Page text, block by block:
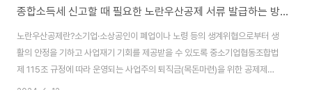
종합소득세 신고할 때 필요한 노란우산공제 서류 발급하는 방법 ㅣ 부금납입증명서
노란우산공제란?소기업·소상공인이 폐업이나 노령 등의 생계위협으로부터 생
활의 안정을 기하고 사업재기 기회를 제공받을 수 있도록 중소기업협동조합법
제 115조 규정에 따라 운영되는 사업주의 퇴직금(목돈마련)을 위한 공제제도
입니다. (출처 : 노란우산 홈페이지) 종합소득세 신고 시 필요한 [부금납입증명